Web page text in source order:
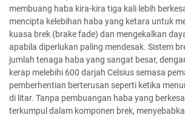
membuang haba kira-kira tiga kali lebih
mencipta kelebihan haba yang ketara untuk
kuasa brek (brake fade) dan mengekalkan
apabila diperlukan paling mendesak. Sistem
jumlah tenaga haba yang sangat besar,
kerap melebihi 600 darjah Celsius semasa
pemberhentian berterusan seperti ketika
di litar. Tanpa pembuangan haba yang
terkumpul dalam komponen brek,